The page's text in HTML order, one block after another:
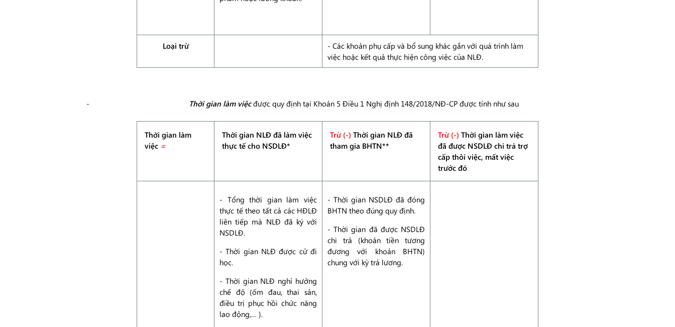
Loại trừ
- Các khoản phụ cấp và bổ sung khác gắn với quá trình làm
việc hoặc kết quả thực hiện công việc của NLĐ.
Thời gian làm việcđược quy định tại Khoản 5 Điều 1 Nghị định 148/2018/NĐ-CP được tính như sau
Thời gian làm
việc =
Thời gian NLĐ đã làm việc
thực tế cho NSDLĐ*
Trừ (-) Thời gian NLĐ đã
tham gia BHTN**
Trừ (-) Thời gian làm việc
đã được NSDLĐ chi trả trợ
cấp thôi việc, mất việc
trước đó
- Tổng thời gian làm việc
thực tế theo tất cả các HĐLĐ
liên tiếp mà NLĐ đã ký với
NSDLĐ.
- Thời gian NLĐ được cử đi
học.
- Thời gian NLĐ nghỉ hưởng
chế độ (ốm đau, thai sản,
điều trị phục hồi chức năng
lao động,… ).
- Thời gian NSDLĐ đã đóng
BHTN theo đúng quy định.
- Thời gian đã được NSDLĐ
chi trả (khoản tiền tương
đương với khoản BHTN)
chung với kỳ trả lương.